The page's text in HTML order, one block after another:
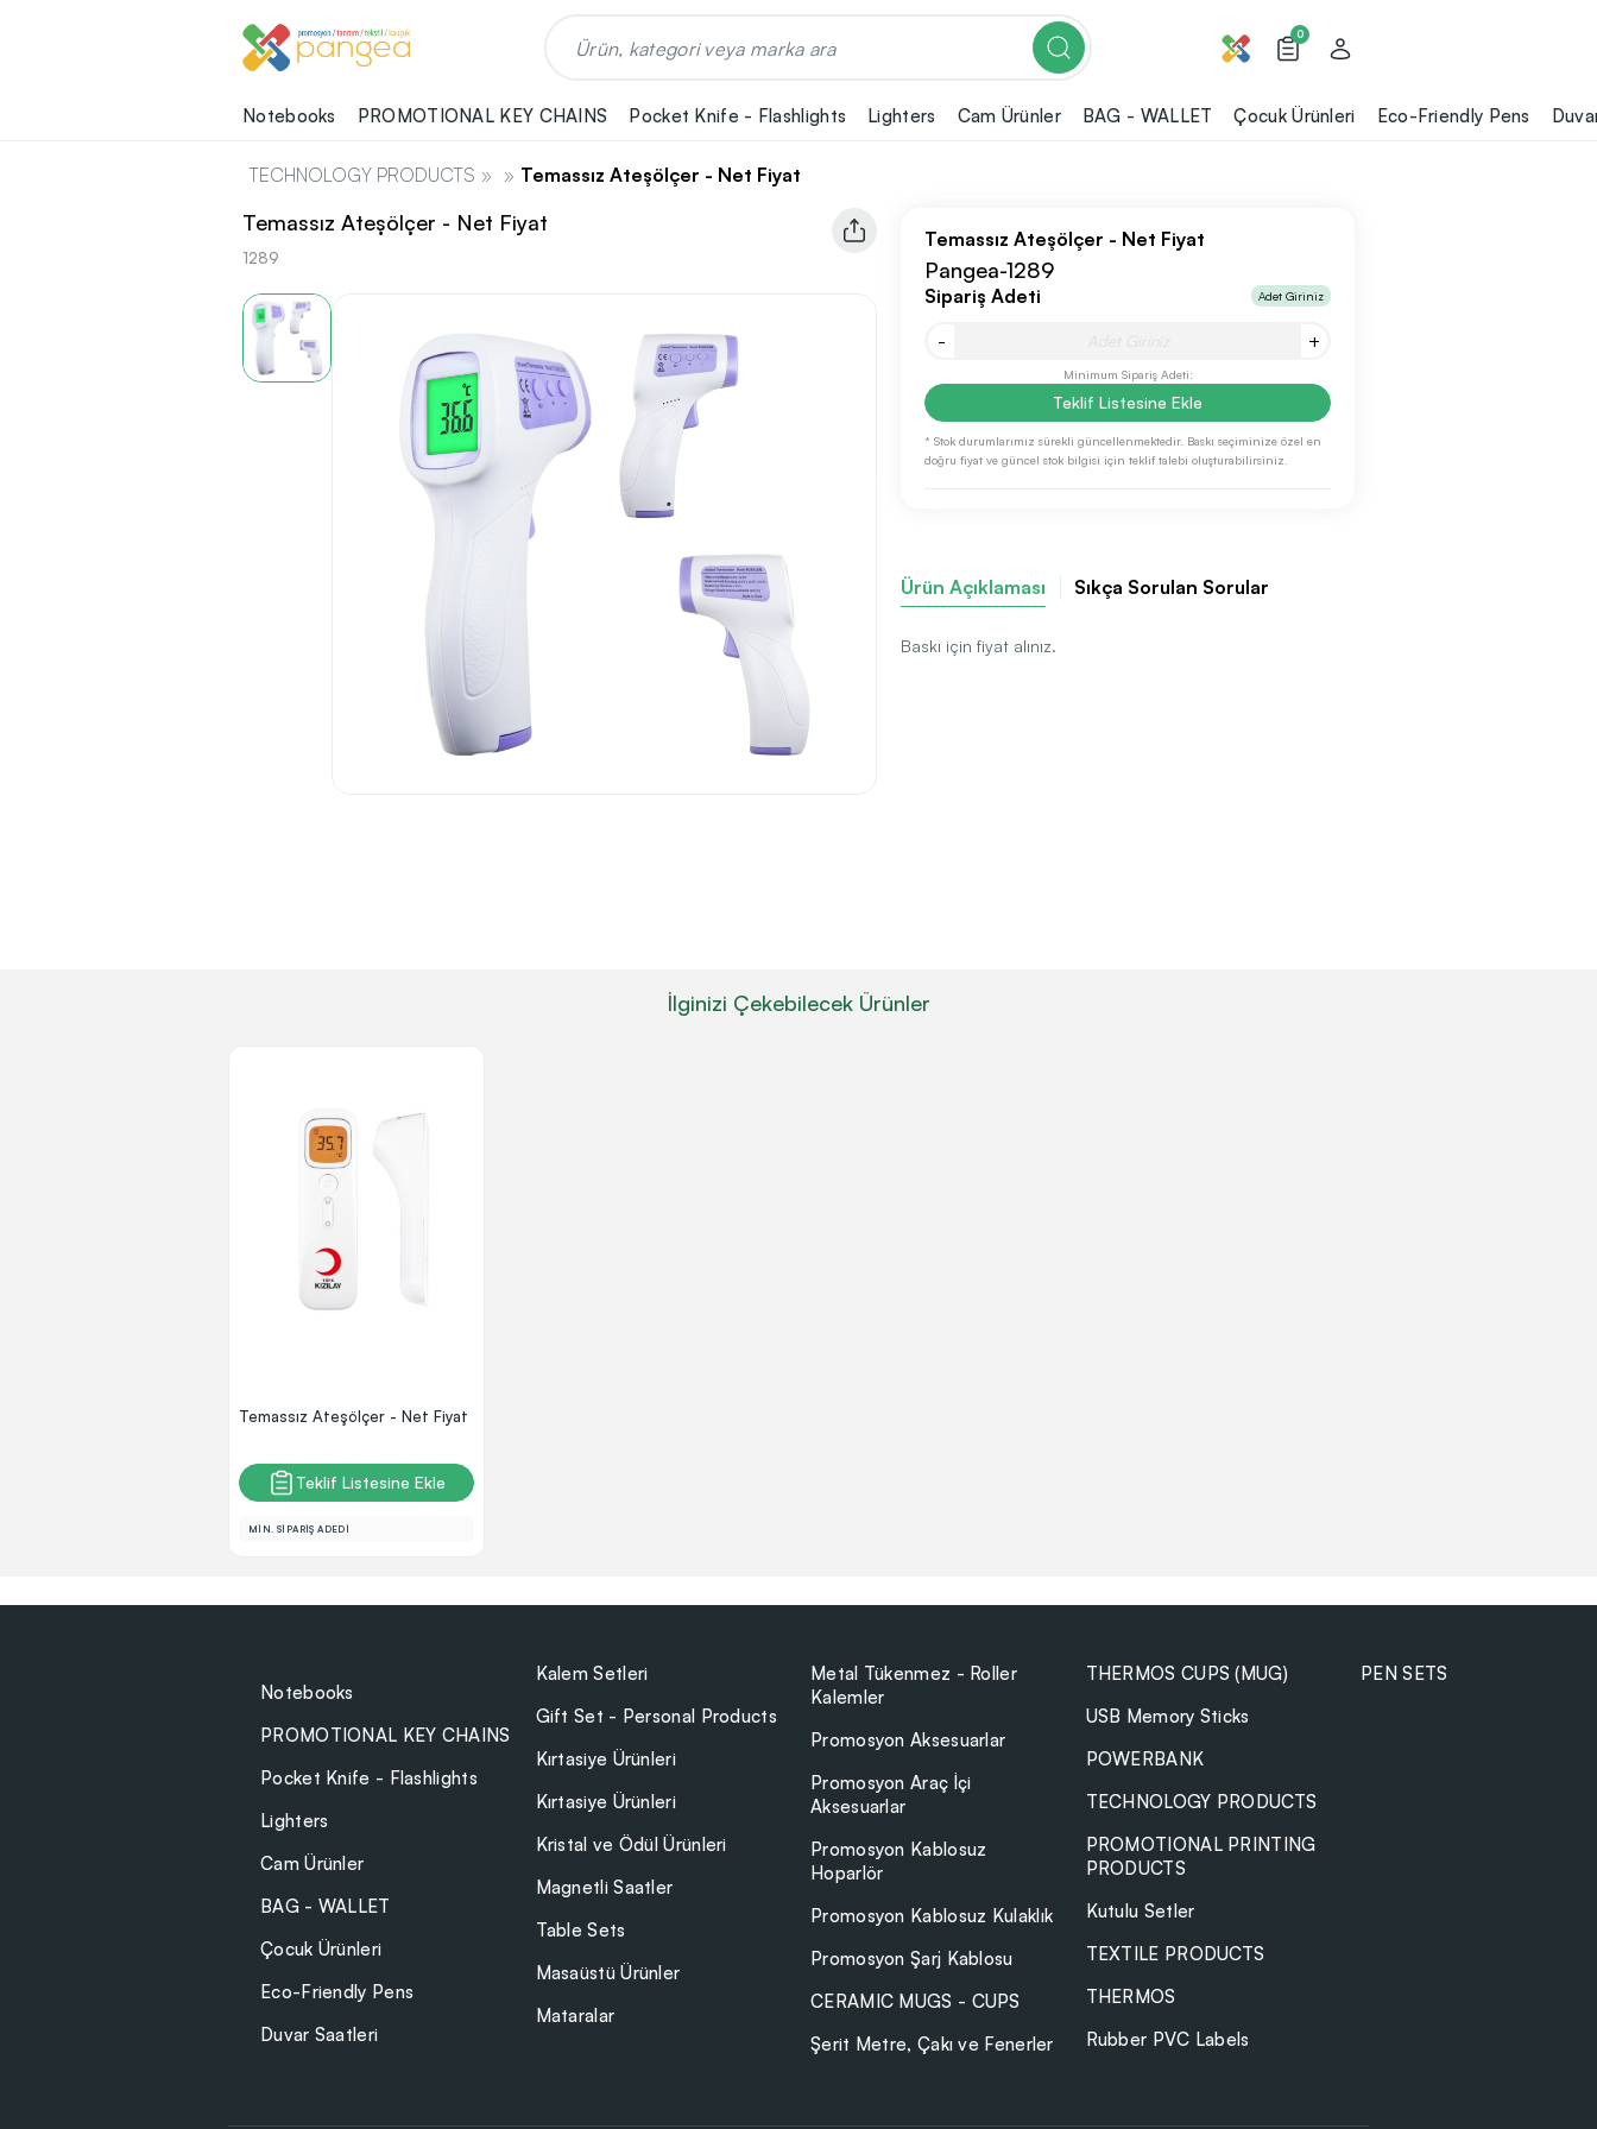
0
Notebooks PROMOTIONAL KEY CHAINS Pocket Knife - Flashlights Lighters Cam Ürünler BAG - WALLET Çocuk Ürünleri Eco-Friendly Pens
TECHNOLOGY PRODUCTS » » Temassız Ateşölçer - Net Fiyat
Temassız Ateşölçer - Net Fiyat
1289
Temassız Ateşölçer - Net Fiyat
Pangea-1289
Sipariş Adeti Adet Giriniz
- +
Minimum Sipariş Adeti:
Teklif Listesine Ekle
* Stok durumlarımız sürekli güncellenmektedir. Baskı seçiminize özel en
doğru fiyat ve güncel stok bilgisi için teklif talebi oluşturabilirsiniz.
Ürün Açıklaması Sıkça Sorulan Sorular
Baskı için fiyat alınız.
İlginizi Çekebilecek Ürünler
Temassız Ateşölçer - Net Fiyat
Teklif Listesine Ekle
MİN. SİPARİŞ ADEDİ
Notebooks
PROMOTIONAL KEY CHAINS
Pocket Knife - Flashlights
Lighters
Cam Ürünler
BAG - WALLET
Çocuk Ürünleri
Eco-Friendly Pens
Duvar Saatleri
Kalem Setleri
Gift Set - Personal Products
Kırtasiye Ürünleri
Kırtasiye Ürünleri
Kristal ve Ödül Ürünleri
Magnetli Saatler
Table Sets
Masaüstü Ürünler
Mataralar
Metal Tükenmez - Roller
Kalemler
Promosyon Aksesuarlar
Promosyon Araç İçi
Aksesuarlar
Promosyon Kablosuz
Hoparlör
Promosyon Kablosuz Kulaklık
Promosyon Şarj Kablosu
CERAMIC MUGS - CUPS
Şerit Metre, Çakı ve Fenerler
THERMOS CUPS (MUG)
USB Memory Sticks
POWERBANK
TECHNOLOGY PRODUCTS
PROMOTIONAL PRINTING
PRODUCTS
Kutulu Setler
TEXTILE PRODUCTS
THERMOS
Rubber PVC Labels
PEN SETS